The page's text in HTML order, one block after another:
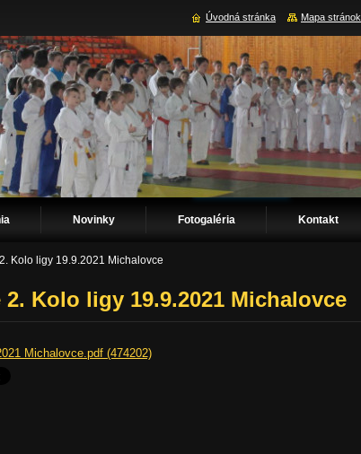
Novinky Fotogaléria Kontakt
Kolo ligy 19.9.2021 Michalovce
Kolo ligy 19.9.2021 Michalovce
Michalovce.pdf (474202)
Úvodná stránka Mapa stránok